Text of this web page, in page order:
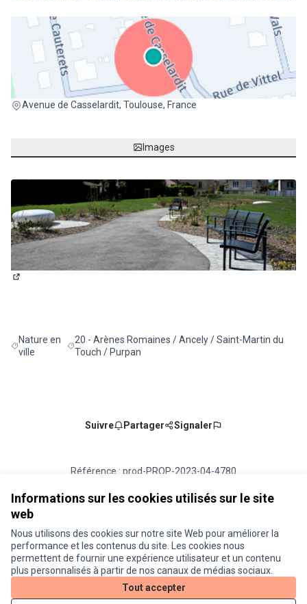
Informations sur les cookies utilisés sur le site
web
Nous utilisons des cookies sur notre site Web pour améliorer la
performance et les contenus du site. Les cookies nous
permettent de fournir une expérience utilisateur et un contenu
plus personnalisés à partir de nos canaux de médias sociaux.
Tout accepter
Avenue de Casselardit, Toulouse, France
(Lien externe)
Images
Filtrer les résultats de la catégorie : Nature en ville
Nature en
ville
Filtrer les résultats pour le secteur : 20 - Arènes
20 - Arènes Romaines / Ancely / Saint-Martin du
Touch / Purpan
Suivre Partager Signaler
Référence : prod-PROP-2023-04-4780
Vérifiez l'empreinte numérique
Conditions d'utilisation
Paramètres des cookies
Je participe ! sur X
(Lien externe)
Je participe ! sur Facebook
Je participe ! sur Instagram